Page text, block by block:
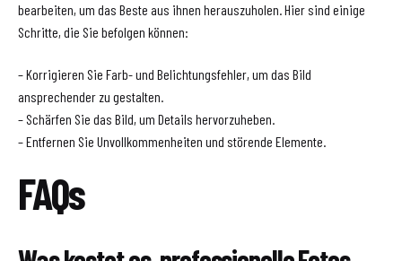
bearbeiten, um das Beste aus ihnen herauszuholen. Hier sind einige
Schritte, die Sie befolgen können:
– Korrigieren Sie Farb- und Belichtungsfehler, um das Bild
ansprechender zu gestalten.
– Schärfen Sie das Bild, um Details hervorzuheben.
– Entfernen Sie Unvollkommenheiten und störende Elemente.
FAQs